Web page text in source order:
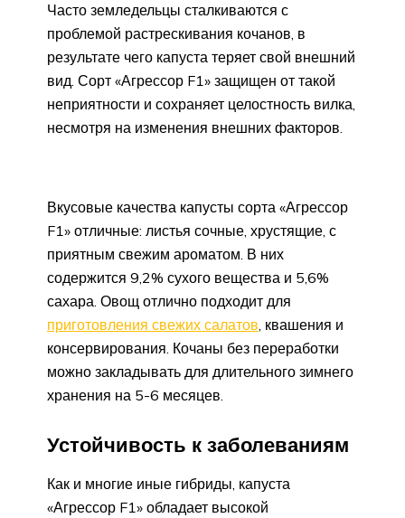
Часто земледельцы сталкиваются с
проблемой растрескивания кочанов, в
результате чего капуста теряет свой внешний
вид. Сорт «Агрессор F1» защищен от такой
неприятности и сохраняет целостность вилка,
несмотря на изменения внешних факторов.
Вкусовые качества капусты сорта «Агрессор
F1» отличные: листья сочные, хрустящие, с
приятным свежим ароматом. В них
содержится 9,2% сухого вещества и 5,6%
сахара. Овощ отлично подходит для
приготовления свежих салатов, квашения и
консервирования. Кочаны без переработки
можно закладывать для длительного зимнего
хранения на 5-6 месяцев.
Устойчивость к заболеваниям
Как и многие иные гибриды, капуста
«Агрессор F1» обладает высокой